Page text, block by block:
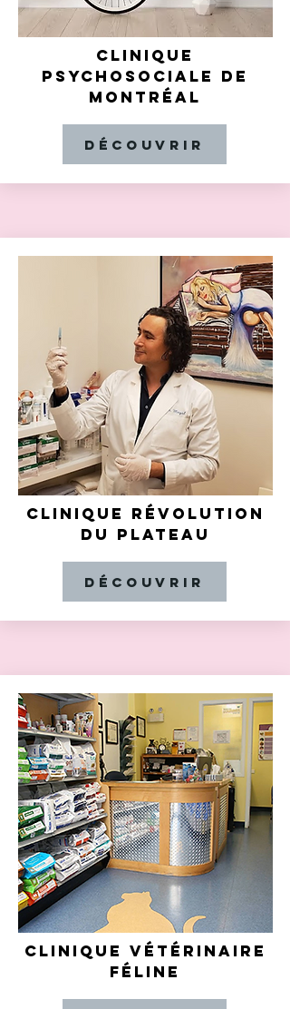
CLINIQUE
PSYCHOSOCIALE DE
MONTRÉAL
Découvrir
CLINIQUE RÉVOLUTION
DU PLATEAU
Découvrir
CLINIQUE VÉTÉRINAIRE
FÉLINE